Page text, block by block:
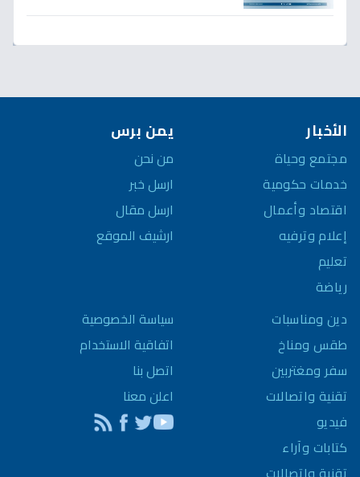
الأخبار
مجتمع وحياة
خدمات حكومية
اقتصاد وأعمال
إعلام وترفيه
تعليم
رياضة
دين ومناسبات
طقس ومناخ
سفر ومغتربين
تقنية واتصالات
فيديو
كتابات وآراء
يمن برس
من نحن
ارسل خبر
ارسل مقال
ارشيف الموقع
سياسة الخصوصية
اتفاقية الاستخدام
اتصل بنا
اعلن معنا